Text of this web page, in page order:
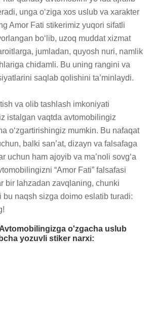
unga o‘ziga xos uslub va xarakter
Amor Fati stikerimiz yuqori sifatli
bo‘lib, uzoq muddat xizmat
jumladan, quyosh nuri, namlik
chidamli. Bu uning rangini va
saqlab qolishini ta’minlaydi.
va olib tashlash imkoniyati
istalgan vaqtda avtomobilingiz
o‘zgartirishingiz mumkin. Bu nafaqat
balki san’at, dizayn va falsafaga
uchun ham ajoyib va ma’noli sovg‘a
“Amor Fati” falsafasi
bir lahzadan zavqlaning, chunki
bu naqsh sizga doimo eslatib turadi:
o'zgacha uslub
yozuvli stiker narxi: